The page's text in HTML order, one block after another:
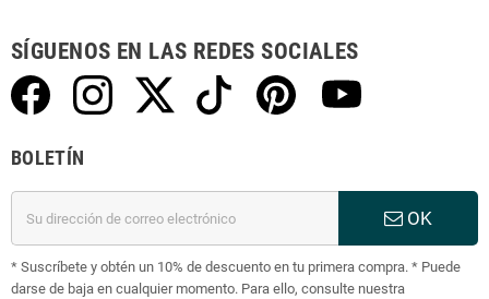
SÍGUENOS EN LAS REDES SOCIALES
BOLETÍN
OK
* Suscríbete y obtén un 10% de descuento en tu primera compra. * Puede
darse de baja en cualquier momento. Para ello, consulte nuestra